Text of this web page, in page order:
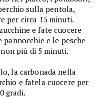
sulla pentola,
per circa 15 minuti.
e fate cuocere
e le pesche
più di 5 minuti.
la carbonada nella
e fatela cuocere per
gradi.